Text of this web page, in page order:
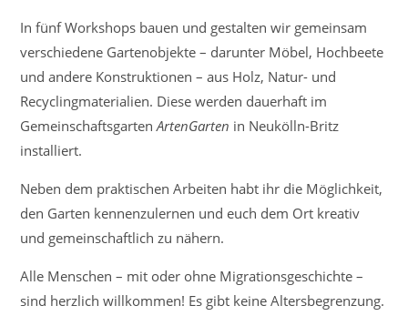
ein!
In fünf Workshops bauen und gestalten wir gemeinsam
verschiedene Gartenobjekte – darunter Möbel, Hochbeete
und andere Konstruktionen – aus Holz, Natur- und
Recyclingmaterialien. Diese werden dauerhaft im
GemeinschaftsgartenArtenGarten in Neukölln-Britz
installiert.
Neben dem praktischen Arbeiten habt ihr die Möglichkeit,
den Garten kennenzulernen und euch dem Ort kreativ
und gemeinschaftlich zu nähern.
Alle Menschen – mit oder ohne Migrationsgeschichte –
sind herzlich willkommen! Es gibt keine Altersbegrenzung.